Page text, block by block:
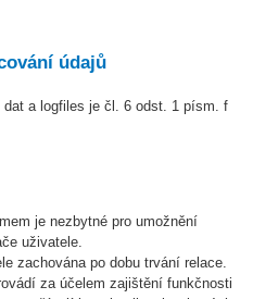
údajů
a logfiles je čl. 6 odst. 1 písm. f
je nezbytné pro umožnění
uživatele.
zachována po dobu trvání relace.
za účelem zajištění funkčnosti